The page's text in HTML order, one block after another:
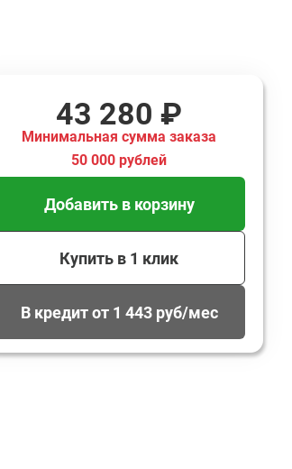
43 280 ₽
Минимальная сумма заказа
50 000 рублей
Добавить в корзину
Купить в 1 клик
В кредит от 1 443 руб/мес